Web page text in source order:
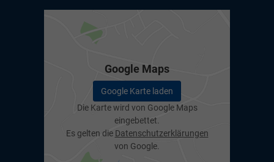
Google Maps
Google Karte laden
Die Karte wird von Google Maps
eingebettet.
Es gelten die Datenschutzerklärungen
von Google.